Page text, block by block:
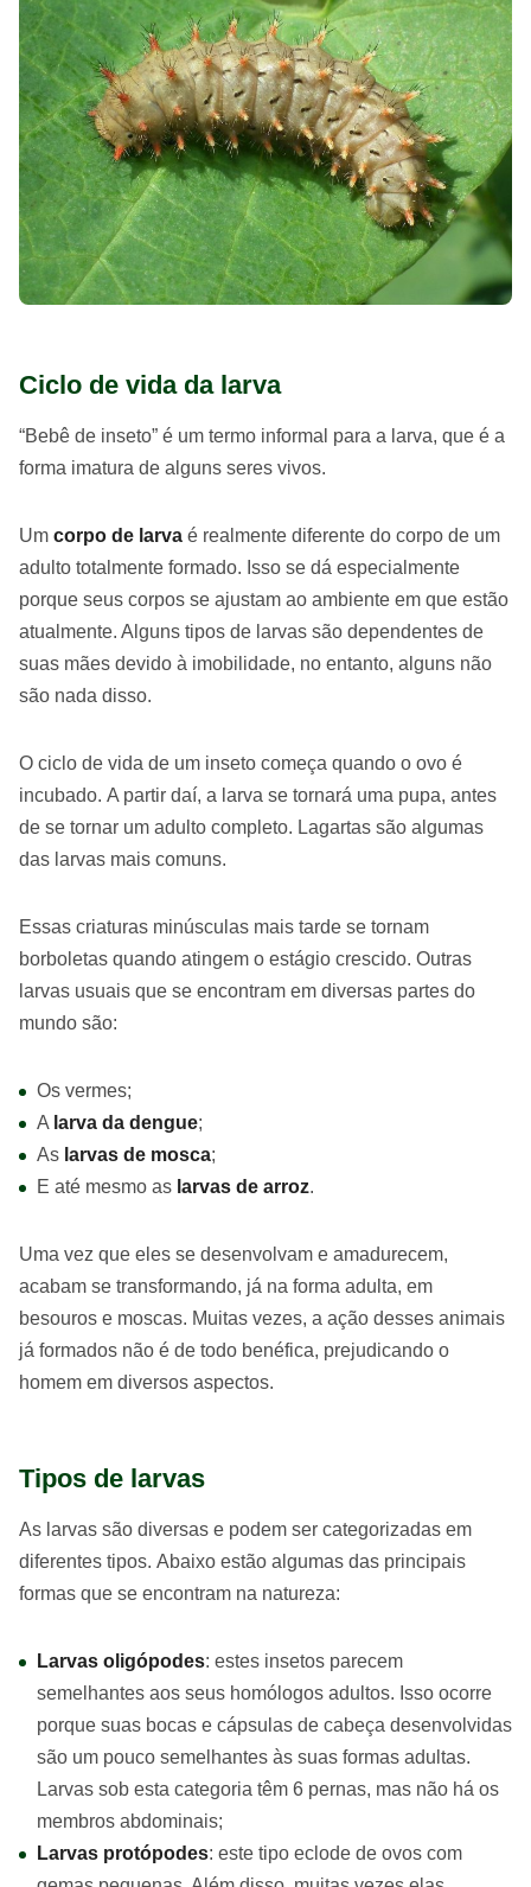
Ciclo de vida da larva
“Bebê de inseto” é um termo informal para a larva, que é a
forma imatura de alguns seres vivos.
Um corpo de larva é realmente diferente do corpo de um
adulto totalmente formado. Isso se dá especialmente
porque seus corpos se ajustam ao ambiente em que estão
atualmente. Alguns tipos de larvas são dependentes de
suas mães devido à imobilidade, no entanto, alguns não
são nada disso.
O ciclo de vida de um inseto começa quando o ovo é
incubado. A partir daí, a larva se tornará uma pupa, antes
de se tornar um adulto completo. Lagartas são algumas
das larvas mais comuns.
Essas criaturas minúsculas mais tarde se tornam
borboletas quando atingem o estágio crescido. Outras
larvas usuais que se encontram em diversas partes do
mundo são:
Os vermes;
A larva da dengue;
As larvas de mosca;
E até mesmo as larvas de arroz.
Uma vez que eles se desenvolvam e amadurecem,
acabam se transformando, já na forma adulta, em
besouros e moscas. Muitas vezes, a ação desses animais
já formados não é de todo benéfica, prejudicando o
homem em diversos aspectos.
Tipos de larvas
As larvas são diversas e podem ser categorizadas em
diferentes tipos. Abaixo estão algumas das principais
formas que se encontram na natureza:
Larvas oligópodes: estes insetos parecem
semelhantes aos seus homólogos adultos. Isso ocorre
porque suas bocas e cápsulas de cabeça desenvolvidas
são um pouco semelhantes às suas formas adultas.
Larvas sob esta categoria têm 6 pernas, mas não há os
membros abdominais;
Larvas protópodes: este tipo eclode de ovos com